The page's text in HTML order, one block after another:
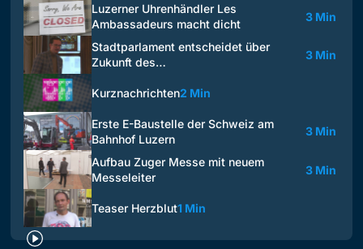
Luzerner Uhrenhändler Les
Ambassadeurs macht dicht
3 Min
Stadtparlament entscheidet über
Zukunft des…
3 Min
Kurznachrichten2 Min
Erste E-Baustelle der Schweiz am
Bahnhof Luzern
3 Min
Aufbau Zuger Messe mit neuem
Messeleiter
3 Min
Teaser Herzblut1 Min